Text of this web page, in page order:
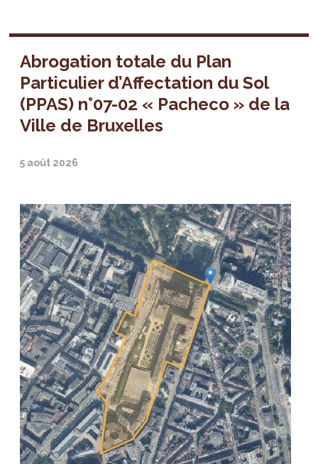
Abrogation totale du Plan
Particulier d’Affectation du Sol
(PPAS) n°07-02 « Pacheco » de la
Ville de Bruxelles
5 août 2026